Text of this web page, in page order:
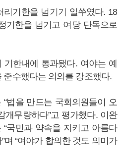
리기한을 넘기기 일쑤였다. 18
기한을 넘기고 여당 단독으로
한내에 통과됐다. 여야는 예
준수했다는 의의를 강조했다.
법을 만드는 국회의원들이 오
개무량하다”고 평가했다. 이완
국민과 약속을 지키고 아름다
며 “여야가 합의한 것도 의미가